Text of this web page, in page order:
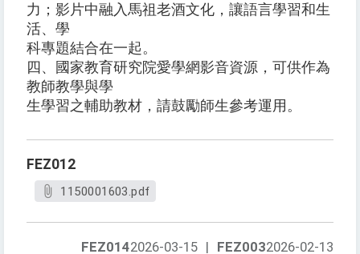
力；影片中融入馬祖老酒文化，讓語言學習和生
活、學
科專題結合在一起。
四、國家教育研究院愛學網影音資源，可供作為
教師教學與學
生學習之輔助教材，請鼓勵師生參考運用。
FEZ012
1150001603.pdf
FEZ0032026-02-13
FEZ0142026-03-15 |